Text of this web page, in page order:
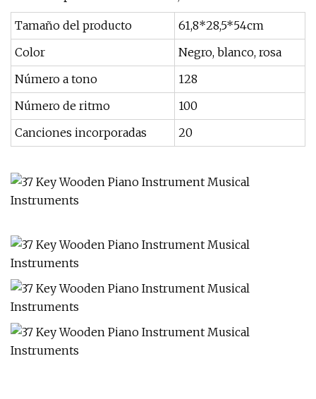
Tamaño del producto
61,8*28,5*54cm
Color
Negro, blanco, rosa
Número a tono
128
Número de ritmo
100
Canciones incorporadas
20